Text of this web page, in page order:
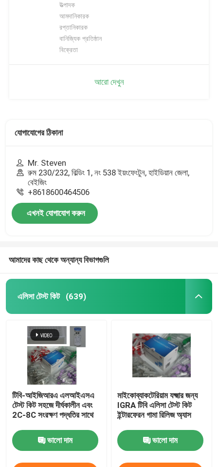
উত্পাদক
আমদানিকারক
রপ্তানিকারক
বানিজ্যিক প্রতিষ্ঠান
বিক্রেতা
আরো দেখুন
যোগাযোগের ঠিকানা
Mr. Steven
রুম 230/232, বিল্ডিং 1, নং 538 ইয়ংফেংটুন, হাইডিয়ান জেলা,
বেইজিং
+8618600464506
এখনই যোগাযোগ করুন
আমাদের কাছ থেকে অন্যান্য বিভাগগুলি
এলিসা টেস্ট কিট (639)
টিবি-আইজিআরএ এলআইএসএ
টেস্ট কিট সহজে দীর্ঘকালীন এবং
2C-8C সংরক্ষণ পদ্ধতির সাথে
ভালো দাম
মাইকোব্যাকটেরিয়াম যক্ষ্মার জন্য
IGRA টিবি এলিসা টেস্ট কিট
ইন্টারফেরন গামা রিলিজ অ্যাস
ভালো দাম